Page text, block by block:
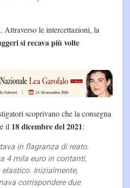
Attraverso le intercettazioni, la
si recava più volte
scoprivano che la consegna
il 18 dicembre del 2021:
in flagranza di reato.
4 mila euro in contanti,
Inizialmente,
corrispondere due